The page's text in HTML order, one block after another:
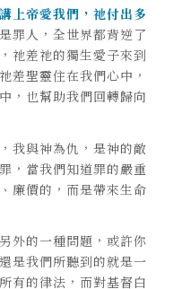
上帝愛我們，祂付出多
罪人，全世界都背逆了
祂差祂的獨生愛子來到
差聖靈住在我們心中，
，也幫助我們回轉歸向
我與神為仇，是神的敵
，當我們知道罪的嚴重
廉價的，而是帶來生命
外的一種問題，或許你
是我們所聽到的就是一
有的律法，而對基督白